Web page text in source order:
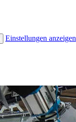
Einstellungen anzeigen